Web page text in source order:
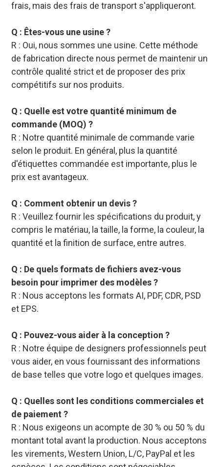
frais, mais des frais de transport s'appliqueront.
Q : Êtes-vous une usine ?
R : Oui, nous sommes une usine. Cette méthode
de fabrication directe nous permet de maintenir un
contrôle qualité strict et de proposer des prix
compétitifs sur nos produits.
Q : Quelle est votre quantité minimum de
commande (MOQ) ?
R : Notre quantité minimale de commande varie
selon le produit. En général, plus la quantité
d'étiquettes commandée est importante, plus le
prix est avantageux.
Q : Comment obtenir un devis ?
R : Veuillez fournir les spécifications du produit, y
compris le matériau, la taille, la forme, la couleur, la
quantité et la finition de surface, entre autres.
Q : De quels formats de fichiers avez-vous
besoin pour imprimer des modèles ?
R : Nous acceptons les formats AI, PDF, CDR, PSD
et EPS.
Q : Pouvez-vous aider à la conception ?
R : Notre équipe de designers professionnels peut
vous aider, en vous fournissant des informations
de base telles que votre logo et quelques images.
Q : Quelles sont les conditions commerciales et
de paiement ?
R : Nous exigeons un acompte de 30 % ou 50 % du
montant total avant la production. Nous acceptons
les virements, Western Union, L/C, PayPal et les